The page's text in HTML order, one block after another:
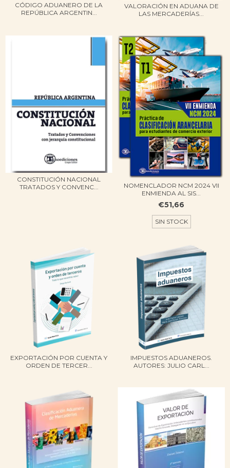
CÓDIGO ADUANERO DE LA
REPÚBLICA ARGENTIN...
VALORACIÓN EN ADUANA DE
LAS MERCADERÍAS...
CONSTITUCIÓN NACIONAL
TRATADOS Y CONVENC...
NOMENCLADOR NCM 2024 VII
ENMIENDA AL SIS...
€51,66
SIN STOCK
EXPORTACIÓN POR CUENTA Y
ORDEN DE TERCER...
IMPUESTOS ADUANEROS.
AUTORES: JULIO CARL...